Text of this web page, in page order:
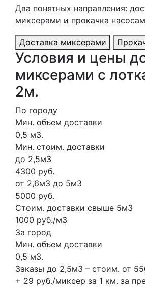
Два понятных направления:
миксерами и прокачка
Доставка миксерами
Условия и цены
миксерами с
2м.
По городу
Мин. объем доставки
0,5 м3.
Мин. стоим. доставки
до 2,5м3
4300 руб.
от 2,6м3 до 5м3
5000 руб.
Стоим. доставки свыше 5м3
1000 руб./м3
За город
Мин. объем доставки
0,5 м3.
Заказы до 2,5м3 – стоим. от
+ 29 руб./миксер за 1 км. за